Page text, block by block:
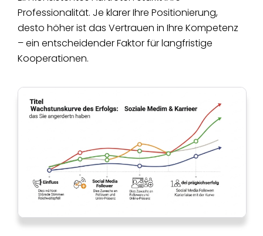
Professionalität. Je klarer Ihre Positionierung,
desto höher ist das Vertrauen in Ihre Kompetenz
– ein entscheidender Faktor für langfristige
Kooperationen.